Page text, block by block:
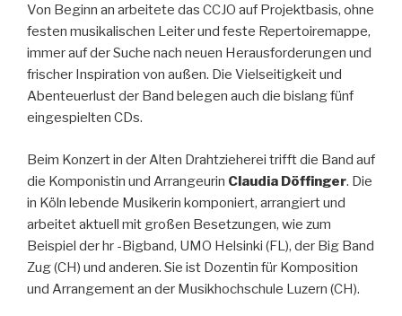
Von Beginn an arbeitete das CCJO auf Projektbasis, ohne
festen musikalischen Leiter und feste Repertoiremappe,
immer auf der Suche nach neuen Herausforderungen und
frischer Inspiration von außen. Die Vielseitigkeit und
Abenteuerlust der Band belegen auch die bislang fünf
eingespielten CDs.
Beim Konzert in der Alten Drahtzieherei trifft die Band auf
die Komponistin und Arrangeurin Claudia Döffinger. Die
in Köln lebende Musikerin komponiert, arrangiert und
arbeitet aktuell mit großen Besetzungen, wie zum
Beispiel der hr -Bigband, UMO Helsinki (FL), der Big Band
Zug (CH) und anderen. Sie ist Dozentin für Komposition
und Arrangement an der Musikhochschule Luzern (CH).